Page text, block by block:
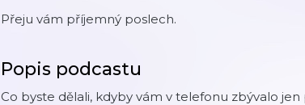
Přeju vám příjemný poslech.
Popis podcastu
Co byste dělali, kdyby vám v telefonu zbývalo